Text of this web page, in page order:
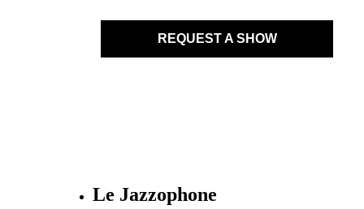
REQUEST A SHOW
Le Jazzophone